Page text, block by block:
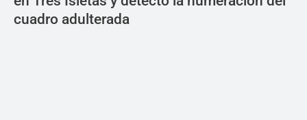
cuadro adulterada